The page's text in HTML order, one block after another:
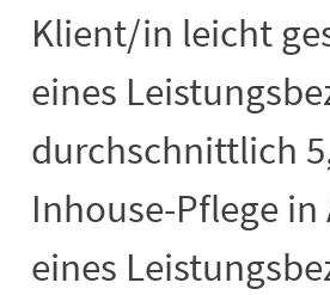
Klient/in leicht
eines
durchschnittlich
Inhouse-Pflege
eines